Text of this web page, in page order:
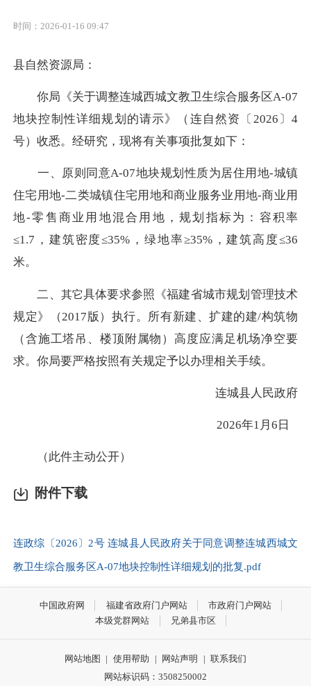
时间：2026-01-16 09:47
县自然资源局：
你局《关于调整连城西城文教卫生综合服务区A-07
地块控制性详细规划的请示》（连自然资〔2026〕4
号）收悉。经研究，现将有关事项批复如下：
一、
原则同意A-07地块规划性质为居住用地-城镇
住宅用地-二类城镇住宅用地和商业服务业用地-商业用
地-零售商业用地混合用地，规划指标为：容积率
≤1.7，建筑密度≤35%，绿地率≥35%，建筑高度≤36
米。
二、 其它具体要求参照《福建省城市规划管理技术
规定》（2017版）执行。所有新建、扩建的建/构筑物
（含施工塔吊、楼顶附属物）高度应满足机场净空要
求。你局要严格按照有关规定予以办理相关手续。
连城县人民政府
2026年1月6日
（此件主动公开）
附件下载
连政综〔2026〕2号 连城县人民政府关于同意调整连城西城文
教卫生综合服务区A-07地块控制性详细规划的批复.pdf
中国政府网 福建省政府门户网站
市政府门户网站
本级党群网站
兄弟县市区
网站地图 | 使用帮助 | 网站声明 | 联系我们
网站标识码：3508250002